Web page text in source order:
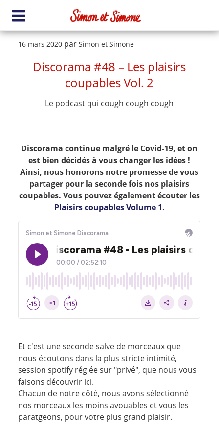
contenu
principal
Me
nuPublié
16 mars 2020 parSimon et Simone
Discorama #48 – Les plaisirs
coupables Vol. 2
Le podcast qui cough cough cough
Discorama continue malgré le Covid-19, et on
est bien décidés à vous changer les idées !
Ainsi, nous honorons notre promesse de vous
partager pour la seconde fois nos plaisirs
coupables. Vous pouvez également écouter les
Plaisirs coupables Volume 1.
Et c'est une seconde salve de morceaux que
nous écoutons dans la plus stricte intimité,
session spotify réglée sur "privé", que nous vous
faisons découvrir ici.
Chacun de notre côté, nous avons sélectionné
nos morceaux les moins avouables et vous les
paratgeons, pour votre plus grand plaisir.